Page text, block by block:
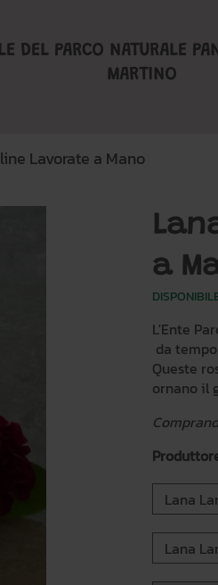
DEL PARCO NATURALE
MARTINO
Lavorate a Mano
a
L'Ente
da
Queste
ornano il
Lana
Lana